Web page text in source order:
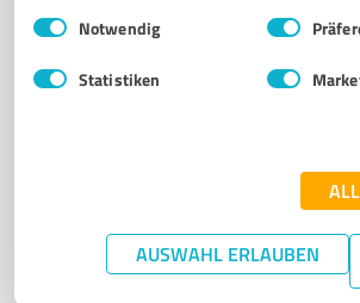
Impressum Datenschutzbestimmungen
Einwilligungsauswahl
Notwendig
Statistiken
AUSWAHL ERLAUBEN
info@mail.de bestattungshaus-finger.de/
5,00 / 5,00
Getränkemarkt Hetzel - Inh. BP
Getränkemarkt Hetzel - Ihr